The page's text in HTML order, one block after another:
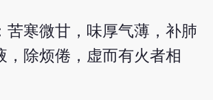
苦寒微甘，味厚气薄，补肺
，除烦倦，虚而有火者相